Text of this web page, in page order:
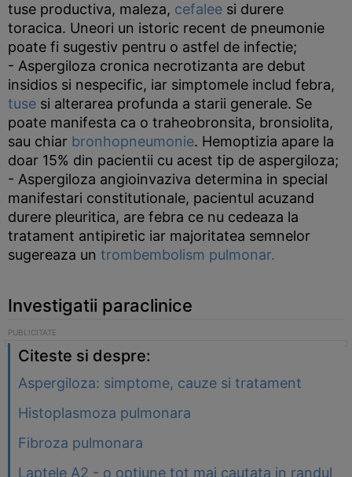
tuse productiva, maleza, cefalee si durere
toracica. Uneori un istoric recent de pneumonie
poate fi sugestiv pentru o astfel de infectie;
- Aspergiloza cronica necrotizanta are debut
insidios si nespecific, iar simptomele includ febra,
tuse si alterarea profunda a starii generale. Se
poate manifesta ca o traheobronsita, bronsiolita,
sau chiar bronhopneumonie. Hemoptizia apare la
doar 15% din pacientii cu acest tip de aspergiloza;
- Aspergiloza angioinvaziva determina in special
manifestari constitutionale, pacientul acuzand
durere pleuritica, are febra ce nu cedeaza la
tratament antipiretic iar majoritatea semnelor
sugereaza un trombembolism pulmonar.
Investigatii paraclinice
Citeste si despre:
Aspergiloza: simptome, cauze si tratament
Histoplasmoza pulmonara
Fibroza pulmonara
Laptele A2 - o optiune tot mai cautata in randul